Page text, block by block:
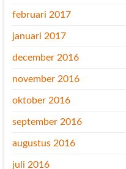
februari 2017
januari 2017
december 2016
november 2016
oktober 2016
september 2016
augustus 2016
juli 2016